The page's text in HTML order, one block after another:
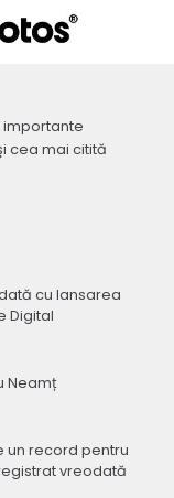
importante
cea mai citită
cu lansarea
Digital
Neamț
un record pentru
vreodată